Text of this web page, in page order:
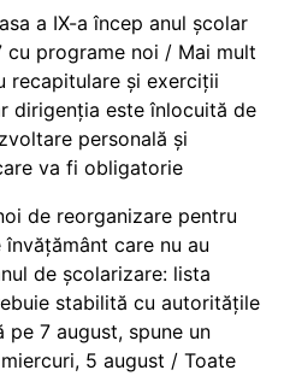
a IX-a încep anul școlar
cu programe noi / Mai mult
recapitulare și exerciții
dirigenția este înlocuită de
personală și
va fi obligatorie
de reorganizare pentru
care nu au
de școlarizare: lista
stabilită cu autoritățile
pe 7 august, spune un
5 august / Toate